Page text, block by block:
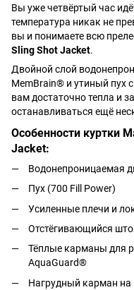
Вы уже четвёртый час
температура никак не
вы и понимаете всю
Sling Shot Jacket.
Двойной слой
MemBrain® и утиный пух
вам достаточно тепла и
останавливаться ещё
Особенности куртки
Jacket:
Водонепроницаемая
Пух (700 Fill Power)
Усиленные плечи и
Отстёгивающийся
Тёплые карманы для
AquaGuard®
Нагрудный карман на